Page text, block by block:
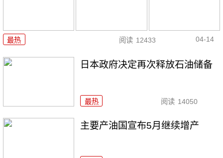
最热 阅读 12433 04-14
日本政府决定再次释放石油储备
最热 阅读 14050
主要产油国宣布5月继续增产